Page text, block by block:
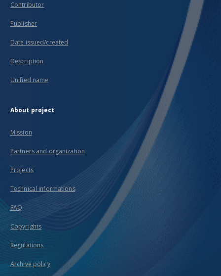
Contributor
Publisher
Date issued/created
Description
Unified name
About project
Mission
Partners and organization
Projects
Technical informations
FAQ
Copyrights
Regulations
Archive policy